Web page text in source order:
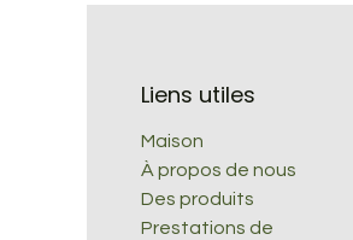
Liens utiles
Maison
À propos de nous
Des produits
Prestations de